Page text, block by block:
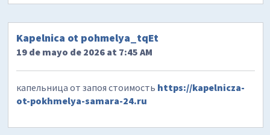
Kapelnica ot pohmelya_tqEt
19 de mayo de 2026 at 7:45 AM
капельница от запоя стоимость https://kapelnicza-
ot-pokhmelya-samara-24.ru